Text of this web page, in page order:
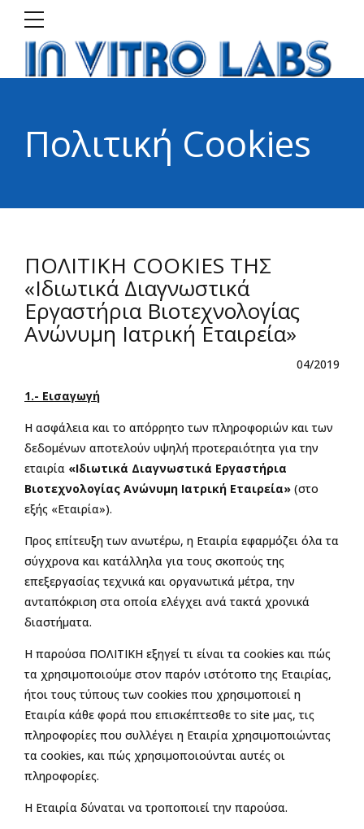
Πολιτική Cookies
ΠΟΛΙΤΙΚΗ COOKIES ΤΗΣ
«Ιδιωτικά Διαγνωστικά
Εργαστήρια Βιοτεχνολογίας
Ανώνυμη Ιατρική Εταιρεία»
04/2019
1.- Εισαγωγή
Η ασφάλεια και το απόρρητο των πληροφοριών και των
δεδομένων αποτελούν υψηλή προτεραιότητα για την
εταιρία «Ιδιωτικά Διαγνωστικά Εργαστήρια
Βιοτεχνολογίας Ανώνυμη Ιατρική Εταιρεία» (στο
εξής «Εταιρία»).
Προς επίτευξη των ανωτέρω, η Εταιρία εφαρμόζει όλα τα
σύγχρονα και κατάλληλα για τους σκοπούς της
επεξεργασίας τεχνικά και οργανωτικά μέτρα, την
ανταπόκριση στα οποία ελέγχει ανά τακτά χρονικά
διαστήματα.
Η παρούσα ΠΟΛΙΤΙΚΗ εξηγεί τι είναι τα cookies και πώς
τα χρησιμοποιούμε στον παρόν ιστότοπο της Εταιρίας,
ήτοι τους τύπους των cookies που χρησιμοποιεί η
Εταιρία κάθε φορά που επισκέπτεσθε το site μας, τις
πληροφορίες που συλλέγει η Εταιρία χρησιμοποιώντας
τα cookies, και πώς χρησιμοποιούνται αυτές οι
πληροφορίες.
Η Εταιρία δύναται να τροποποιεί την παρούσα.